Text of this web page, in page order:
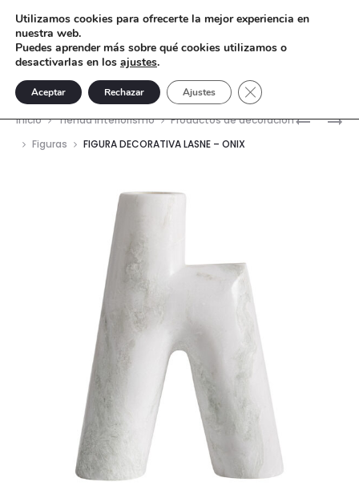
JARRÓN
FIGURA
Inicio Tienda interiorismo
Productos de decoración
Figuras
FIGURA DECORATIVA LASNE – ONIX
Utilizamos cookies para ofrecerte la mejor experiencia en
nuestra web.
Puedes aprender más sobre qué cookies utilizamos o
desactivarlas en los ajustes.
Aceptar Rechazar Ajustes Cerrar el banner de